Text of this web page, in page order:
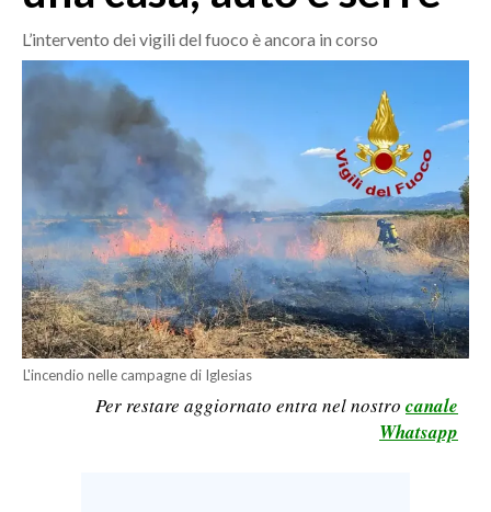
AGENDA
CRONACA
ECONOMIA
SERVIZI ALLE IMPRESE
LAVORO
BANDI
L’intervento dei vigili del fuoco è ancora in corso
L'incendio nelle campagne di Iglesias
Per restare aggiornato entra nel nostro canale
Whatsapp